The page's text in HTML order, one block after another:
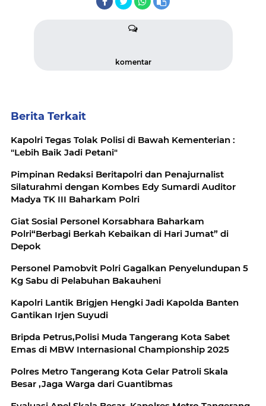
komentar
Berita Terkait
Kapolri Tegas Tolak Polisi di Bawah Kementerian :
"Lebih Baik Jadi Petani"
Pimpinan Redaksi Beritapolri dan Penajurnalist
Silaturahmi dengan Kombes Edy Sumardi Auditor
Madya TK III Baharkam Polri
Giat Sosial Personel Korsabhara Baharkam
Polri“Berbagi Berkah Kebaikan di Hari Jumat” di
Depok
Personel Pamobvit Polri Gagalkan Penyelundupan 5
Kg Sabu di Pelabuhan Bakauheni
Kapolri Lantik Brigjen Hengki Jadi Kapolda Banten
Gantikan Irjen Suyudi
Bripda Petrus,Polisi Muda Tangerang Kota Sabet
Emas di MBW Internasional Championship 2025
Polres Metro Tangerang Kota Gelar Patroli Skala
Besar ,Jaga Warga dari Guantibmas